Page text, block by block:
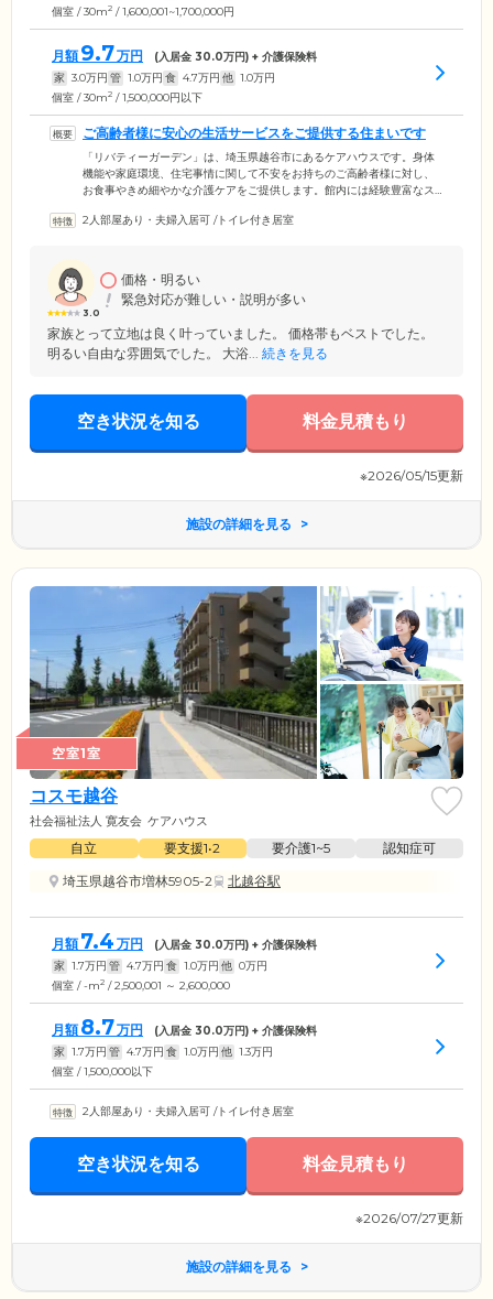
個室 / 30m2 / 1,600,001~1,700,000円
月額 9.7万円 (入居金 30.0万円) + 介護保険料
家 3.0万円 管 1.0万円 食 4.7万円 他 1.0万円
個室 / 30m2 / 1,500,000円以下
ご高齢者様に安心の生活サービスをご提供する住まいです
「リバティーガーデン」は、埼玉県越谷市にあるケアハウスです。身体
機能や家庭環境、住宅事情に関して不安をお持ちのご高齢者様に対し、
お食事やきめ細やかな介護ケアをご提供します。館内には経験豊富なス
関するお悩み相談に対応。体調不良など緊急時には、近隣の複数の医療
ケアプランを作成。これに基づいた機能訓練やリハビリを受けることが
できます。
2人部屋あり・夫婦入居可 /トイレ付き居室
3.0
価格・明るい
緊急対応が難しい・説明が多い
家族とって立地は良く叶っていました。 価格帯もベストでした。
明るい自由な雰囲気でした。 大浴... 続きを見る
空き状況を知る 料金見積もり
※2026/05/15更新
施設の詳細を見る
空室1室
コスモ越谷
社会福祉法人 寛友会 ケアハウス
自立 要支援1•2 要介護1~5
認知症可
埼玉県越谷市増林5905-2
北越谷駅
月額 7.4 万円 (入居金 30.0万円) + 介護保険料
家 1.7万円 管 4.7万円 食 1.0万円 他 0万円
個室 / -m2 / 2,500,001 ～ 2,600,000
月額 8.7万円 (入居金 30.0万円) + 介護保険料
家 1.7万円 管 4.7万円 食 1.0万円 他 1.3万円
個室 / 1,500,000以下
2人部屋あり・夫婦入居可 /トイレ付き居室
空き状況を知る 料金見積もり
※2026/07/27更新
施設の詳細を見る